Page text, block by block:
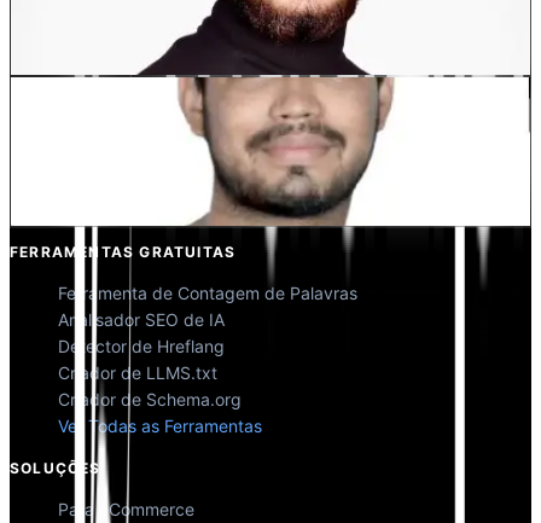
Co-fundador @MultiLipi
Kunal Singh Shekhawat
FERRAMENTAS GRATUITAS
Ferramenta de Contagem de Palavras
Analisador SEO de IA
Detector de Hreflang
Criador de LLMS.txt
Criador de Schema.org
Ver Todas as Ferramentas
SOLUÇÕES
Para eCommerce